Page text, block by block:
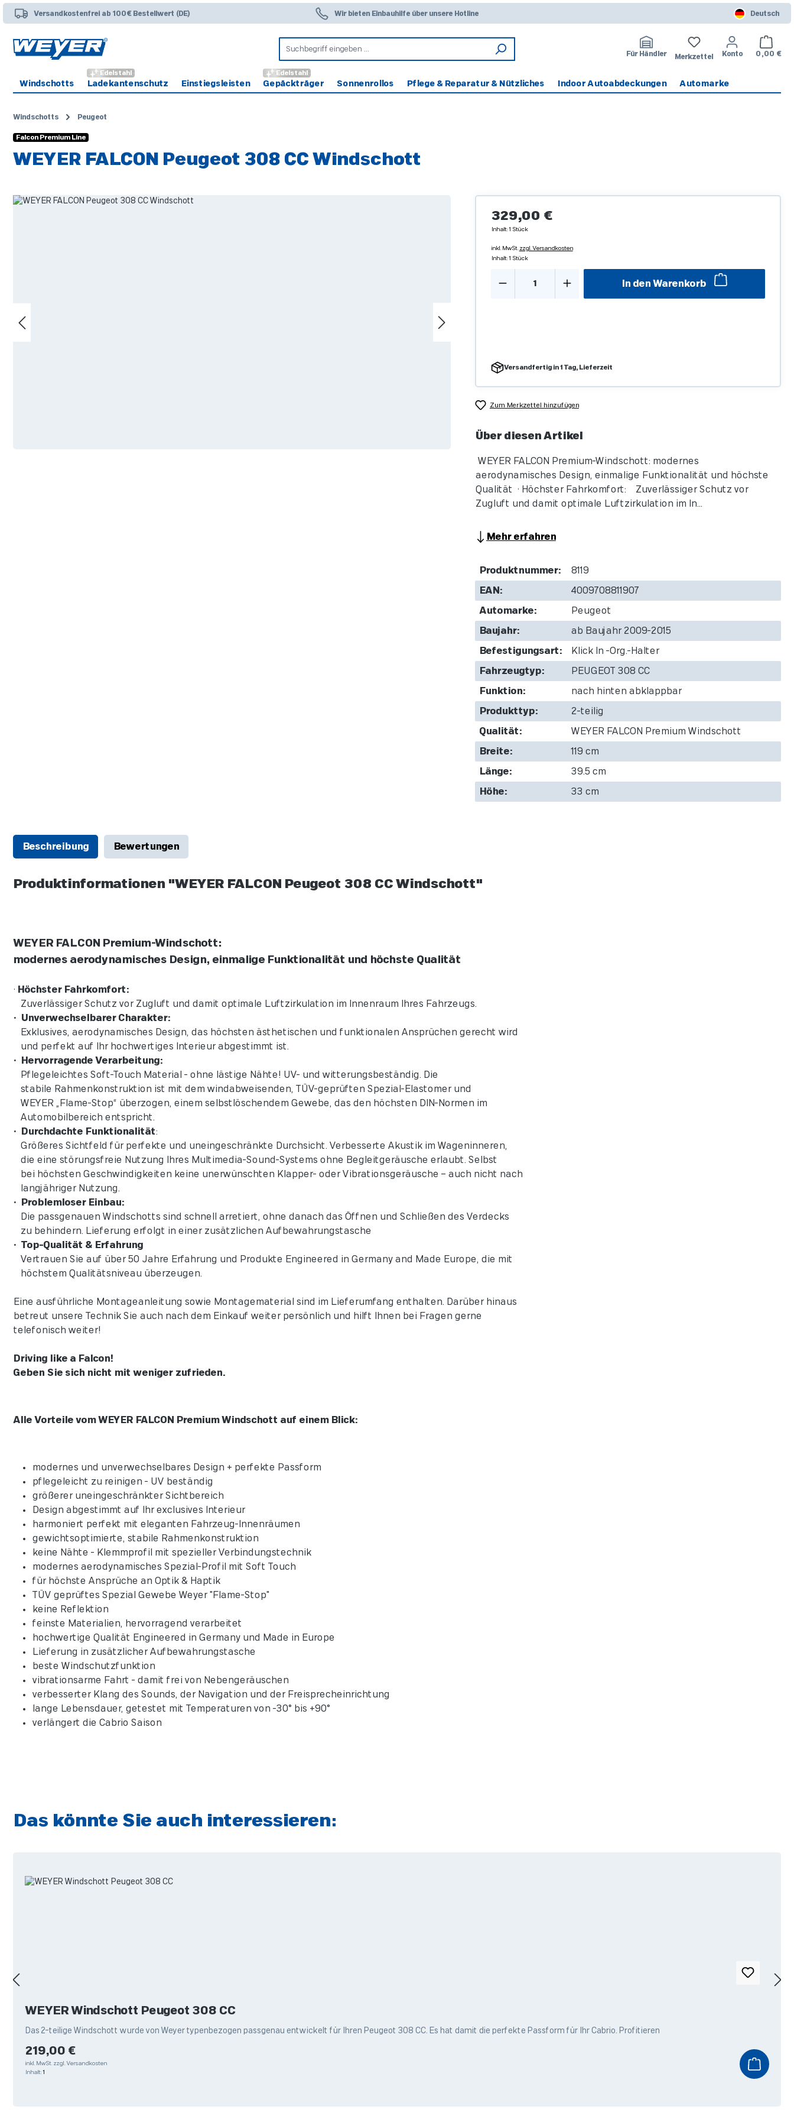
Hauptinhalt springen
Zur Suche springen
Zur Hauptnavigation springen
Versandkostenfrei ab 100€ Bestellwert (DE) Wir bieten Einbauhilfe über unsere Hotline Deutsch
Für Händler Merkzettel Konto 0,00 €
Windschotts Ladekantenschutz
Edelstahl
Einstiegsleisten Gepäckträger
Edelstahl
Sonnenrollos Pflege & Reparatur & Nützliches Indoor Autoabdeckungen Automarke
Windschotts Peugeot
Falcon Premium Line
WEYER FALCON Peugeot 308 CC Windschott
Bildergalerie überspringen
Regulärer Preis:
329,00 €
Inhalt:1 Stück
inkl. MwSt. zzgl. Versandkosten
Inhalt:1 Stück
Produkt Anzahl: Gib den gewünschten Wert
In den Warenkorb
Versandfertig in 1 Tag, Lieferzeit
Zum Merkzettel hinzufügen
Über diesen Artikel
WEYER FALCON Premium-Windschott: modernes
aerodynamisches Design, einmalige Funktionalität und höchste
Qualität • Höchster Fahrkomfort: Zuverlässiger Schutz vor
Zugluft und damit optimale Luftzirkulation im In...
Mehr erfahren
Produktnummer: 8119
EAN: 4009708811907
Automarke: Peugeot
Baujahr: ab Baujahr 2009-2015
Befestigungsart: Klick In -Org.-Halter
Fahrzeugtyp: PEUGEOT 308 CC
Funktion: nach hinten abklappbar
Produkttyp: 2-teilig
Qualität: WEYER FALCON Premium Windschott
Breite: 119 cm
Länge: 39.5 cm
Höhe: 33 cm
Beschreibung Bewertungen
Produktinformationen "WEYER FALCON Peugeot 308 CC Windschott"
WEYER FALCON Premium-Windschott:
modernes aerodynamisches Design, einmalige Funktionalität und höchste Qualität
• Höchster Fahrkomfort:
Zuverlässiger Schutz vor Zugluft und damit optimale Luftzirkulation im Innenraum Ihres Fahrzeugs.
• Unverwechselbarer Charakter:
Exklusives, aerodynamisches Design, das höchsten ästhetischen und funktionalen Ansprüchen gerecht wird
und perfekt auf Ihr hochwertiges Interieur abgestimmt ist.
• Hervorragende Verarbeitung:
Pflegeleichtes Soft-Touch Material - ohne lästige Nähte! UV- und witterungsbeständig. Die
stabile Rahmenkonstruktion ist mit dem windabweisenden, TÜV-geprüften Spezial-Elastomer und
WEYER „Flame-Stop“ überzogen, einem selbstlöschendem Gewebe, das den höchsten DIN-Normen im
Automobilbereich entspricht.
• Durchdachte Funktionalität:
Größeres Sichtfeld für perfekte und uneingeschränkte Durchsicht. Verbesserte Akustik im Wageninneren,
die eine störungsfreie Nutzung Ihres Multimedia-Sound-Systems ohne Begleitgeräusche erlaubt. Selbst
bei höchsten Geschwindigkeiten keine unerwünschten Klapper- oder Vibrationsgeräusche – auch nicht nach
langjähriger Nutzung.
• Problemloser Einbau:
Die passgenauen Windschotts sind schnell arretiert, ohne danach das Öffnen und Schließen des Verdecks
zu behindern. Lieferung erfolgt in einer zusätzlichen Aufbewahrungstasche
• Top-Qualität & Erfahrung
Vertrauen Sie auf über 50 Jahre Erfahrung und Produkte Engineered in Germany and Made Europe, die mit
höchstem Qualitätsniveau überzeugen.
Eine ausführliche Montageanleitung sowie Montagematerial sind im Lieferumfang enthalten. Darüber hinaus
betreut unsere Technik Sie auch nach dem Einkauf weiter persönlich und hilft Ihnen bei Fragen gerne
telefonisch weiter!
Driving like a Falcon!
Geben Sie sich nicht mit weniger zufrieden.
Alle Vorteile vom WEYER FALCON Premium Windschott auf einem Blick:
modernes und unverwechselbares Design + perfekte Passform
pflegeleicht zu reinigen - UV beständig
größerer uneingeschränkter Sichtbereich
Design abgestimmt auf Ihr exclusives Interieur
harmoniert perfekt mit eleganten Fahrzeug-Innenräumen
gewichtsoptimierte, stabile Rahmenkonstruktion
keine Nähte - Klemmprofil mit spezieller Verbindungstechnik
modernes aerodynamisches Spezial-Profil mit Soft Touch
für höchste Ansprüche an Optik & Haptik
TÜV geprüftes Spezial Gewebe Weyer "Flame-Stop"
keine Reflektion
feinste Materialien, hervorragend verarbeitet
hochwertige Qualität Engineered in Germany und Made in Europe
Lieferung in zusätzlicher Aufbewahrungstasche
beste Windschutzfunktion
vibrationsarme Fahrt - damit frei von Nebengeräuschen
verbesserter Klang des Sounds, der Navigation und der Freisprecheinrichtung
lange Lebensdauer, getestet mit Temperaturen von -30° bis +90°
verlängert die Cabrio Saison
Das könnte Sie auch interessieren:
WEYER Windschott Peugeot 308 CC
Das 2-teilige Windschott wurde von Weyer typenbezogen passgenau entwickelt für Ihren Peugeot 308 CC. Es hat damit die perfekte Passform für Ihr Cabrio. Profitieren
Regulärer Preis:
219,00 €
inkl. MwSt. zzgl. Versandkosten
Inhalt: 1